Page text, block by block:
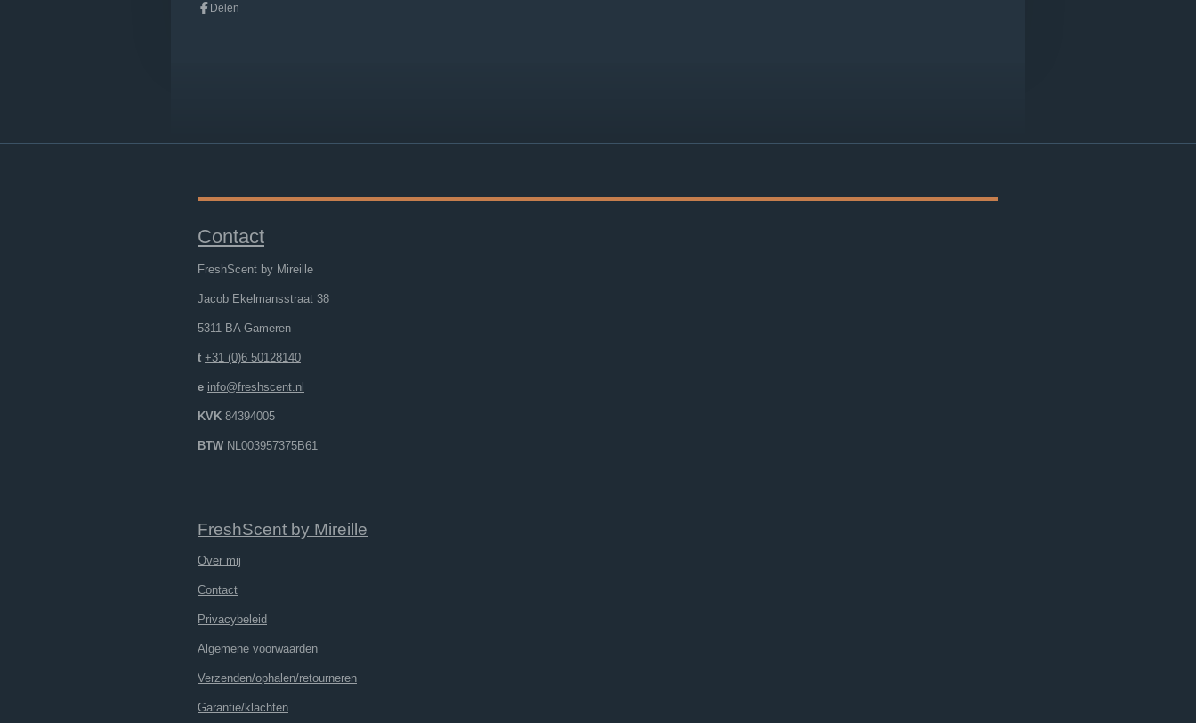
Delen
Contact
FreshScent by Mireille
Jacob Ekelmansstraat 38
5311 BA Gameren
t +31 (0)6 50128140
e info@freshscent.nl
KVK 84394005
BTW NL003957375B61
FreshScent by Mireille
Over mij
Contact
Privacybeleid
Algemene voorwaarden
Verzenden/ophalen/retourneren
Garantie/klachten